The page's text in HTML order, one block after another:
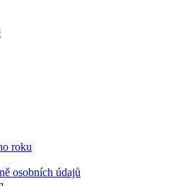
roku
osobních údajů